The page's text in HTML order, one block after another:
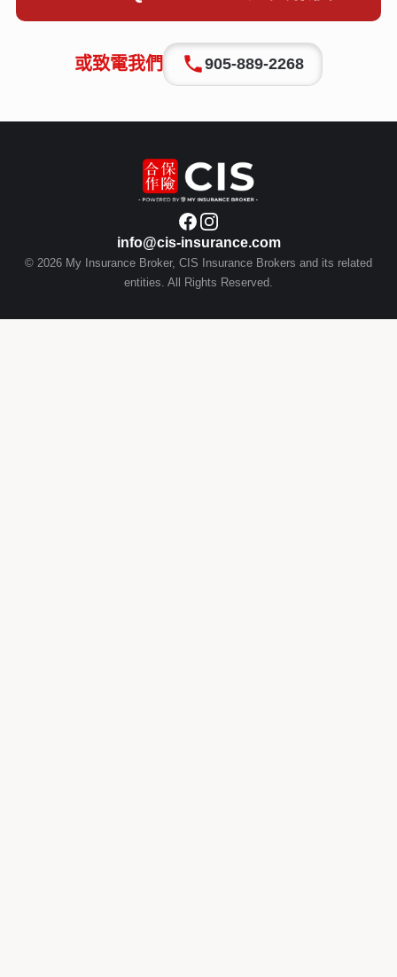
或致電我們 905-889-2268
info@cis-insurance.com
© 2026 My Insurance Broker, CIS Insurance Brokers and its related
entities. All Rights Reserved.